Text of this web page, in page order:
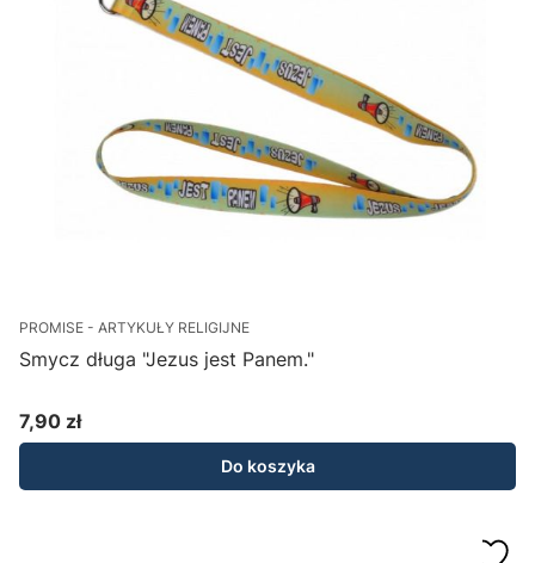
PROMISE - ARTYKUŁY RELIGIJNE
Smycz długa "Jezus jest Panem."
Cena
7,90 zł
Do koszyka